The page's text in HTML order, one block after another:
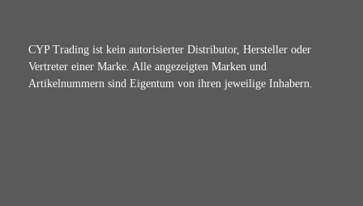
CYP Trading ist kein autorisierter Distributor, Hersteller oder
Vertreter einer Marke. Alle angezeigten Marken und
Artikelnummern sind Eigentum von ihren jeweilige Inhabern.